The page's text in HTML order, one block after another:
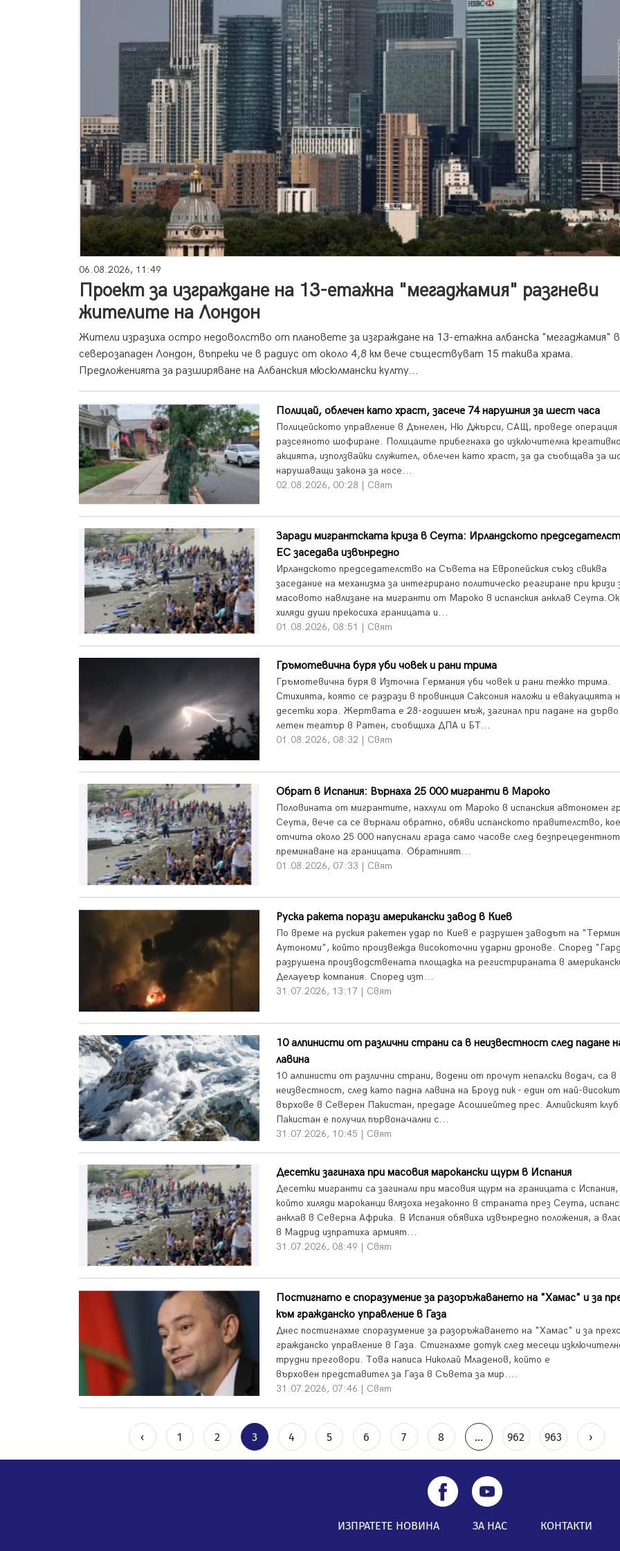
06.08.2026, 11:49
Проект за изграждане на 13-етажна "мегаджамия" разгневи
жителите на Лондон
Жители изразиха остро недоволство от плановете за изграждане на 13-етажна албанска "мегаджамия" в
северозападен Лондон, въпреки че в радиус от около 4,8 км вече съществуват 15 такива храма.
Предложенията за разширяване на Албанския мюсюлмански култу...
Полицай, облечен като храст, засече 74 нарушния за шест часа
Полицейското управление в Дънелен, Ню Джърси, САЩ, проведе
разсеяното шофиране. Полицаите прибегнаха до изключителна
акцията, използвайки служител, облечен като храст, за да съобщава за
нарушаващи закона за носе...
02.08.2026, 00:28 | Свят
Заради мигрантската криза в Сеута: Ирландското
ЕС заседава извънредно
Ирландското председателство на Съвета на Европейския съюз свиква
заседание на механизма за интегрирано политическо реагиране при кризи
масовото навлизане на мигранти от Мароко в испанския анклав
хиляди души прекосиха границата и...
01.08.2026, 08:51 | Свят
Гръмотевична буря уби човек и рани трима
Гръмотевична буря в Източна Германия уби човек и рани тежко трима.
Стихията, която се разрази в провинция Саксония наложи и евакуацията
десетки хора. Жертвата е 28-годишен мъж, загинал при падане на дърво
летен театър в Ратен, съобщиха ДПА и БТ...
01.08.2026, 08:32 | Свят
Обрат в Испания: Върнаха 25 000 мигранти в Мароко
Половината от мигрантите, нахлули от Мароко в испанския автономен
Сеута, вече са се върнали обратно, обяви испанското правителство,
отчита около 25 000 напуснали града само часове след
преминаване на границата. Обратният...
01.08.2026, 07:33 | Свят
Руска ракета порази американски завод в Киев
По време на руския ракетен удар по Киев е разрушен заводът на
Аутономи", който произвежда високоточни ударни дронове. Според
разрушена производствената площадка на регистрираната в
Делауеър компания. Според изт...
31.07.2026, 13:17 | Свят
10 алпинисти от различни страни са в неизвестност след падане
лавина
10 алпинисти от различни страни, водени от прочут непалски водач, са в
неизвестност, след като падна лавина на Броуд пик - един от най-
върхове в Северен Пакистан, предаде Асошиейтед прес. Алпийският клуб
Пакистан е получил първоначални с...
31.07.2026, 10:45 | Свят
Десетки загинаха при масовия марокански щурм в Испания
Десетки мигранти са загинали при масовия щурм на границата с Испания,
който хиляди мароканци влязоха незаконно в страната през Сеута,
анклав в Северна Африка. В Испания обявиха извънредно положения, а
в Мадрид изпратиха армият...
31.07.2026, 08:49 | Свят
Постигнато е споразумение за разоръжаването на "Хамас" и за
към гражданско управление в Газа
Днес постигнахме споразумение за разоръжаването на "Хамас" и за
гражданско управление в Газа. Стигнахме дотук след месеци
трудни преговори. Това написа Николай Младенов, който е
върховен представител за Газа в Съвета за мир....
31.07.2026, 07:46 | Свят
‹ 1 2 3 4 5 6 7 8 ... 962 963 ›
ИЗПРАТЕТЕ НОВИНА ЗА НАС КОНТАКТИ